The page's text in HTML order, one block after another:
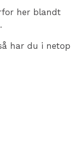
her blandt
har du i netop